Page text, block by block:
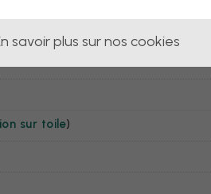
sur toile)
savoir plus sur nos cookies